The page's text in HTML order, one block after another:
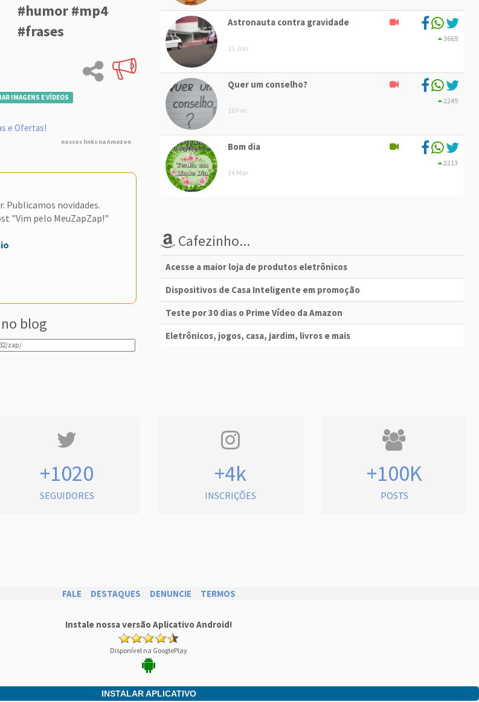
#humor #mp4
#frases
IMAGENS E VÍDEOS
e Ofertas!
nossos links na Amazon
Publicamos novidades.
"Vim pelo MeuZapZap!"
blog
Astronauta contra gravidade
11 Jun
3669
Quer um conselho?
16 Fev
2249
Bom dia
14 Mar
2213
Cafezinho...
Acesse a maior loja de produtos eletrônicos
Dispositivos de Casa Inteligente em promoção
Teste por 30 dias o Prime Vídeo da Amazon
Eletrônicos, jogos, casa, jardim, livros e mais
+1020
SEGUIDORES
+4k
INSCRIÇÕES
+100K
POSTS
FALE DESTAQUES DENUNCIE TERMOS
Instale nossa versão Aplicativo Android!
Disponível na GooglePlay
INSTALAR APLICATIVO